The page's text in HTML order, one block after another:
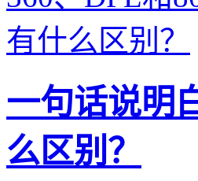
一句话说明
么区别？